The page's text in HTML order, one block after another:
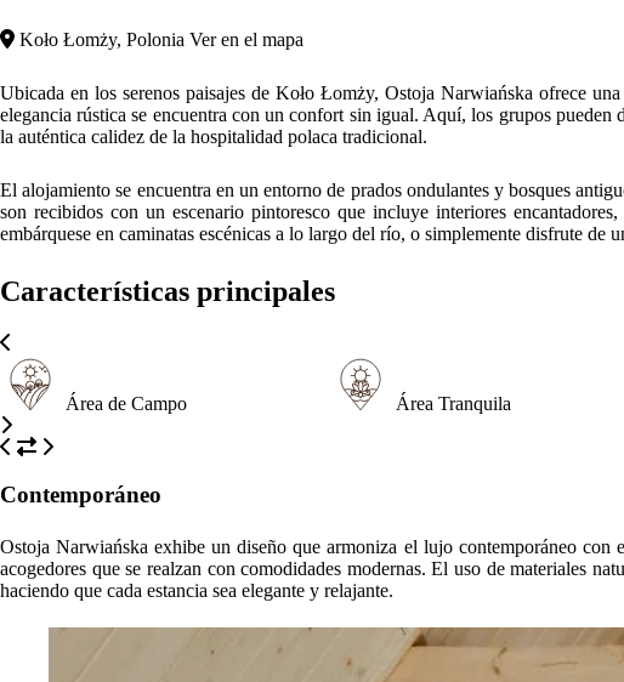
Koło Łomży, Polonia Ver en el mapa
Ubicada en los serenos paisajes de Koło Łomży, Ostoja Narwiańska ofrece
elegancia rústica se encuentra con un confort sin igual. Aquí, los grupos
la auténtica calidez de la hospitalidad polaca tradicional.
El alojamiento se encuentra en un entorno de prados ondulantes y bosques
son recibidos con un escenario pintoresco que incluye interiores
embárquese en caminatas escénicas a lo largo del río, o simplemente disfrute de
Características principales
Área de Campo Área Tranquila
Contemporáneo
Ostoja Narwiańska exhibe un diseño que armoniza el lujo contemporáneo
acogedores que se realzan con comodidades modernas. El uso de materiales
haciendo que cada estancia sea elegante y relajante.